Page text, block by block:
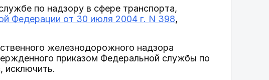
по надзору в сфере транспорта,
Федерации от 30 июля 2004 г. N 398,
железнодорожного надзора
приказом Федеральной службы по
исключить.